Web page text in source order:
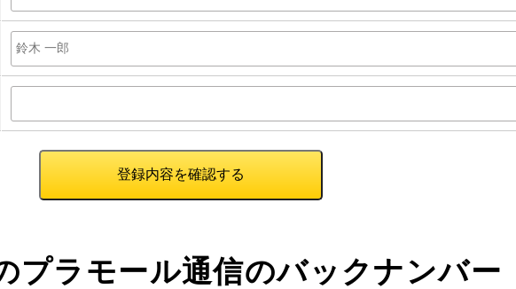
プラモール通信のバックナンバー